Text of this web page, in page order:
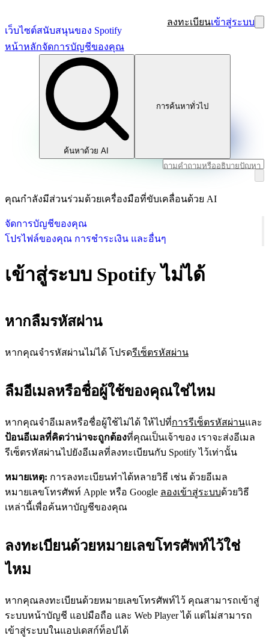
เว็บไซต์สนับสนุนของ Spotify
ลงทะเบียนเข้าสู่ระบบ
หน้าหลักจัดการบัญชีของคุณ
ค้นหาด้วย AI
การค้นหาทั่วไป
คุณกำลังมีส่วนร่วมด้วยเครื่องมือที่ขับเคลื่อนด้วย AI
จัดการบัญชีของคุณ
โปรไฟล์ของคุณ การชำระเงิน และอื่นๆ
เข้าสู่ระบบ Spotify ไม่ได้
หากลืมรหัสผ่าน
หากคุณจำรหัสผ่านไม่ได้ โปรดรีเซ็ตรหัสผ่าน
ลืมอีเมลหรือชื่อผู้ใช้ของคุณใช่ไหม
หากคุณจำอีเมลหรือชื่อผู้ใช้ไม่ได้ ให้ไปที่การรีเซ็ตรหัสผ่านและ
ป้อนอีเมลที่คิดว่าน่าจะถูกต้องที่คุณเป็นเจ้าของ เราจะส่งอีเมล
รีเซ็ตรหัสผ่านไปยังอีเมลที่ลงทะเบียนกับ Spotify ไว้เท่านั้น
หมายเหตุ: การลงทะเบียนทำได้หลายวิธี เช่น ด้วยอีเมล
หมายเลขโทรศัพท์ Apple หรือ Google ลองเข้าสู่ระบบด้วยวิธี
เหล่านี้เพื่อค้นหาบัญชีของคุณ
ลงทะเบียนด้วยหมายเลขโทรศัพท์ไว้ใช่
ไหม
หากคุณลงทะเบียนด้วยหมายเลขโทรศัพท์ไว้ คุณสามารถเข้าสู่
ระบบหน้าบัญชี แอปมือถือ และ Web Player ได้ แต่ไม่สามารถ
เข้าสู่ระบบในแอปเดสก์ท็อปได้